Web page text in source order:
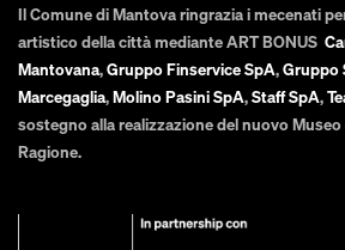
Il Comune di Mantova ringrazia i mecenati
artistico della città mediante ART BONUS
Mantovana,Gruppo Finservice SpA,Gruppo
Marcegaglia,Molino Pasini SpA,Staff SpA,
sostegno alla realizzazione del nuovo
Ragione.